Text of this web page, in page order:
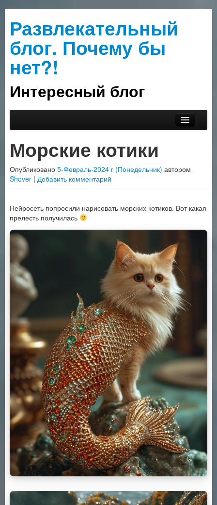
Развлекательный
блог. Почему бы
нет?!
Интересный блог
Главное меню
О сайте
Рубрики
Морские котики
Опубликовано 5-Февраль-2024 г (Понедельник) автором
Shover | Добавить комментарий
Нейросеть попросили нарисовать морских котиков. Вот какая
прелесть получилась